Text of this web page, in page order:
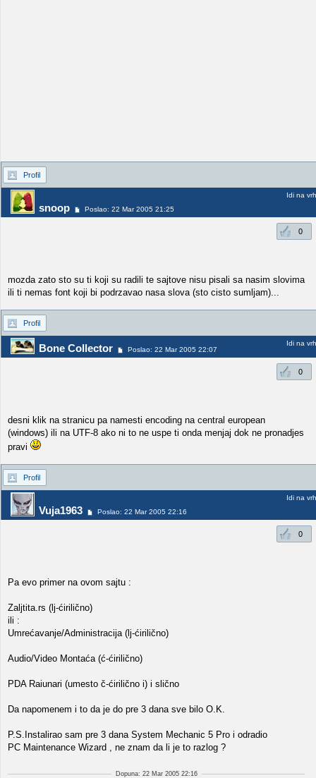
Profil
snoop Poslao: 22 Mar 2005 21:25
Idi na vrh
0
mozda zato sto su ti koji su radili te sajtove nisu pisali sa nasim slovima
ili ti nemas font koji bi podrzavao nasa slova (sto cisto sumljam)...
Profil
Bone Collector Poslao: 22 Mar 2005 22:07
Idi na vrh
0
desni klik na stranicu pa namesti encoding na central european
(windows) ili na UTF-8 ako ni to ne uspe ti onda menjaj dok ne pronadjes
pravi
Profil
Vuja1963 Poslao: 22 Mar 2005 22:16
Idi na vrh
0
Pa evo primer na ovom sajtu :
Zaljtita.rs (lj-ćirilično)
ili :
Umrećavanje/Administracija (lj-ćirilično)
Audio/Video Montaća (ć-ćirilično)
PDA Raiunari (umesto č-ćirilično i) i slično
Da napomenem i to da je do pre 3 dana sve bilo O.K.
P.S.Instalirao sam pre 3 dana System Mechanic 5 Pro i odradio
PC Maintenance Wizard , ne znam da li je to razlog ?
Dopuna: 22 Mar 2005 22:16